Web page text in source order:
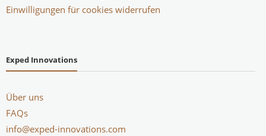
Einwilligungen für cookies widerrufen
Exped Innovations
Über uns
FAQs
info@exped-innovations.com